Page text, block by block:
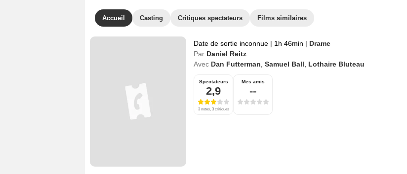
Accueil Casting Critiques spectateurs Films similaires
Date de sortie inconnue | 1h 46min | Drame
Par Daniel Reitz
Avec Dan Futterman Samuel Ball Lothaire Bluteau
Spectateurs
2,9
3 notes, 3 critiques
Mes amis
--